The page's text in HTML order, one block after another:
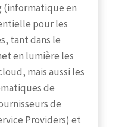
en
pour les
tant dans le
en lumière les
mais aussi les
de
de
Providers) et